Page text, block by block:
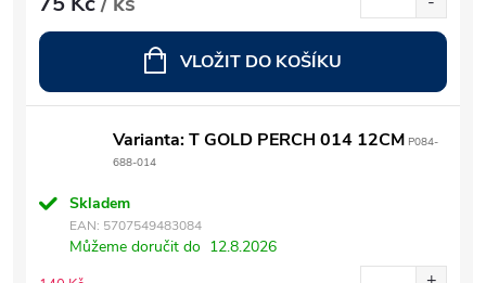
VLOŽIT DO KOŠÍKU
Varianta: T GOLD PERCH 014 12CM P084-
688-014
Skladem
EAN: 5707549483084
Můžeme doručit do 12.8.2026